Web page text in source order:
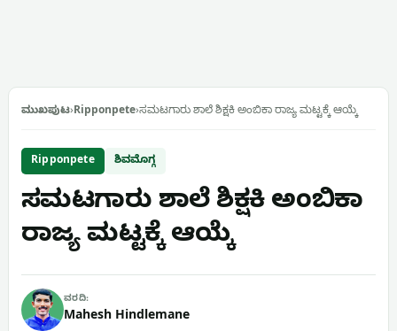
ಮುಖಪುಟ›Ripponpete›ಸಮಟಗಾರು ಶಾಲೆ ಶಿಕ್ಷಕಿ ಅಂಬಿಕಾ ರಾಜ್ಯ ಮಟ್ಟಕ್ಕೆ ಆಯ್ಕೆ
Ripponpete ಶಿವಮೊಗ್ಗ
ಸಮಟಗಾರು ಶಾಲೆ ಶಿಕ್ಷಕಿ ಅಂಬಿಕಾ
ರಾಜ್ಯ ಮಟ್ಟಕ್ಕೆ ಆಯ್ಕೆ
ವರದಿ:
Mahesh Hindlemane